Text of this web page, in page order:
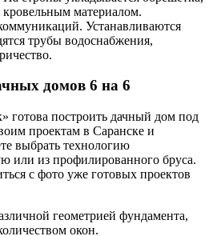
кровельным материалом.
Устанавливаются
трубы водоснабжения,
домов 6 на 6
готова построить дачный дом под
проектам в Саранске и
выбрать технологию
или из профилированного бруса.
с фото уже готовых проектов
геометрией фундамента,
окон.